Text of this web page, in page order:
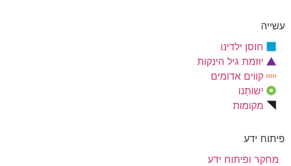
עשייה
חוסן ילדינו
יוזמת גיל הינקות
קווים אדומים
ישוֹתַנו
מקומות
פיתוח ידע
מחקר ופיתוח ידע